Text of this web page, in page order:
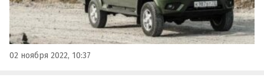
02 ноября 2022, 10:37